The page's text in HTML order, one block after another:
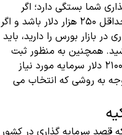
شما بستگی دارد؛ اگر
قصد خرید ملک دارید باید، ارزش آن حداقل ۲۵۰ هزار دلار باشد و اگر
بازار بورس را دارید، باید
باشید. همچنین به منظور ثبت
شرکت و راه اندازی کسب و کار حداقل ۲۱۰۰ دلار سرمایه مورد نیاز
به روشی که انتخاب می
قصد سرمایه گذاری در کشور